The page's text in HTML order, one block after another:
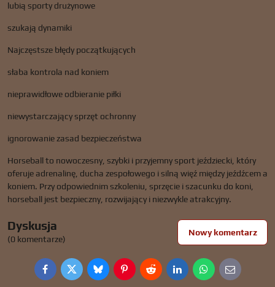
lubią sporty drużynowe
szukają dynamiki
Najczęstsze błędy początkujących
słaba kontrola nad koniem
nieprawidłowe odbieranie piłki
niewystarczający sprzęt ochronny
ignorowanie zasad bezpieczeństwa
Horseball to nowoczesny, szybki i przyjemny sport jeździecki, który
oferuje adrenalinę, ducha zespołowego i silną więź między jeźdźcem a
koniem. Przy odpowiednim szkoleniu, sprzęcie i szacunku do koni,
horseball jest bezpieczny, rozwijający i niezwykle atrakcyjny.
Dyskusja
(0 komentarze)
Nowy komentarz
FacebookTwitterBlueskyPinterestRedditLinkedInWhatsApp
E-
mail